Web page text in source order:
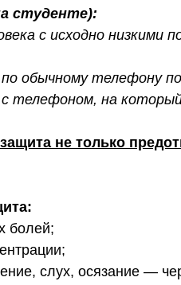
студенте):
с исходно
обычному телефону
с телефоном, на
не только
болей;
слух, осязание —